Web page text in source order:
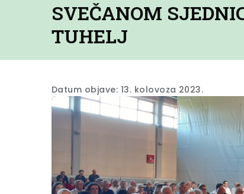
SVEČANOM
TUHELJ
Datum objave: 13. kolovoza 2023.